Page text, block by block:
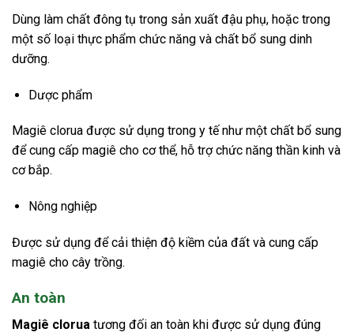
Dùng làm chất đông tụ trong sản xuất đậu phụ, hoặc trong
một số loại thực phẩm chức năng và chất bổ sung dinh
dưỡng.
Dược phẩm
Magiê clorua được sử dụng trong y tế như một chất bổ sung
để cung cấp magiê cho cơ thể, hỗ trợ chức năng thần kinh và
cơ bắp.
Nông nghiệp
Được sử dụng để cải thiện độ kiềm của đất và cung cấp
magiê cho cây trồng.
An toàn
Magiê clorua tương đối an toàn khi được sử dụng đúng